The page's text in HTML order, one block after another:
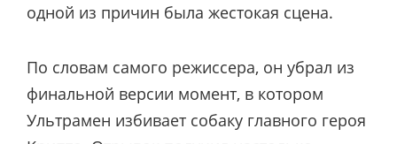
одной из причин была жестокая сцена.
По словам самого режиссера, он убрал из
финальной версии момент, в котором
Ультрамен избивает собаку главного героя